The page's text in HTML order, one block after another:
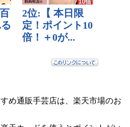
め通販手芸店は、楽天市場のお